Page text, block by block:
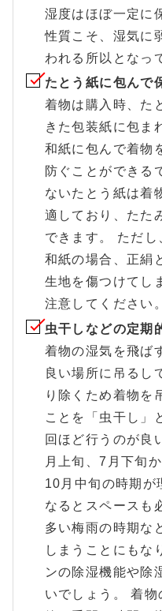
湿度はほぼ一定に
性質こそ、湿気に
われる所以となっ
たとう紙に包んで
着物は購入時、た
きた包装紙に包ま
和紙に包んで着物
防ぐことができる
ないたとう紙は着
適しており、たた
できます。 ただ
和紙の場合、正絹
生地を傷つけてし
注意してください。
虫干しなどの定期
着物の湿気を飛ば
良い場所に吊るし
り除くため着物を
ことを「虫干し」
回ほど行うのが良
月上旬、7月下旬
10月中旬の時期が
なるとスペースも
多い梅雨の時期な
しまうことにもな
ンの除湿機能や除
いでしょう。 着